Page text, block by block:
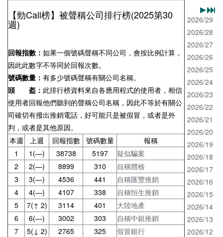
【勁Call榜】被聲稱公司排行榜(2025第30
週)
回報指數： 如果一個號碼聲稱不同公司，會按比例計算，
因此此數字不等同於回報次數。
號碼數量： 有多少號碼聲稱有關公司名稱。
頭 盔： 此排行榜資料來自各應用程式的使用者，相信
使用者回報他們聽到的聲稱公司名稱，因此不等於有關公
司確切有撥出推銷電話，好可能只是被假冒，或者是外
判，或者是其他原因。
本週
上週 回報指數 號碼數量
報稱
1
1(—) 38738 5197
疑似騙案
2
2(—) 8899 310
自稱體檢
3
3(—) 4536 441
自稱匯豐推銷
4
4(—) 4107 338
自稱恒生推銷
5
7(↑ 2) 3114 401
大陸地產
6
6(—) 3002 303
自稱中銀推銷
7
5(↓ 2) 2765 325
假冒銀行
2026/29
2026/28
2026/27
2026/26
2026/25
2026/24
2026/23
2026/22
2026/21
2026/20
2026/19
2026/18
2026/17
2026/16
2026/15
2026/14
2026/13
2026/12